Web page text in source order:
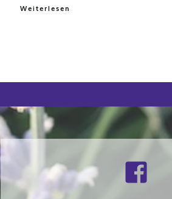
Weiterlesen